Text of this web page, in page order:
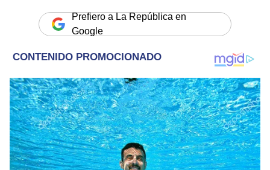
Prefiero a La República en
Google